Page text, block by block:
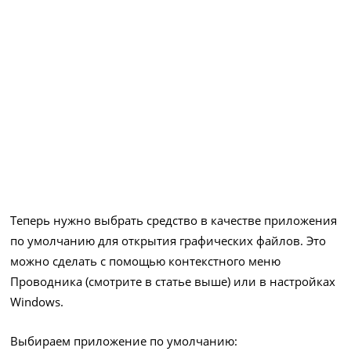
Теперь нужно выбрать средство в качестве приложения
по умолчанию для открытия графических файлов. Это
можно сделать с помощью контекстного меню
Проводника (смотрите в статье выше) или в настройках
Windows.
Выбираем приложение по умолчанию: